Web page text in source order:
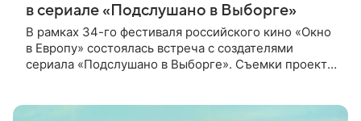
в сериале «Подслушано в Выборге»
В рамках 34-го фестиваля российского кино «Окно
в Европу» состоялась встреча с создателями
сериала «Подслушано в Выборге». Съемки проекта